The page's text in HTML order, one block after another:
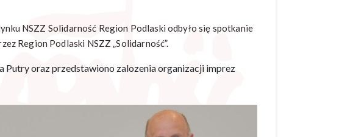
NSZZ Solidarność Region Podlaski odbyło się spotkanie
Region Podlaski NSZZ „Solidarność”.
Putry oraz przedstawiono zalozenia organizacji imprez